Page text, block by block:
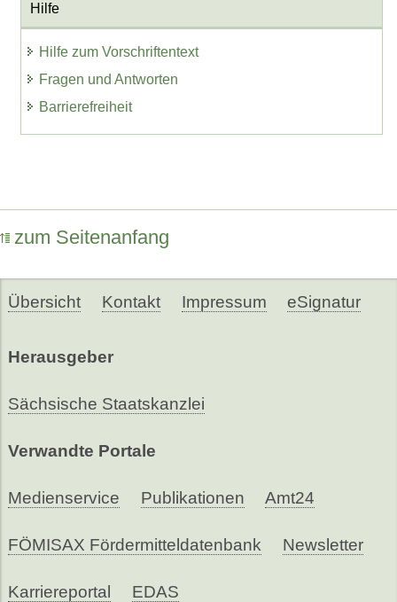
Hilfe
Hilfe zum Vorschriftentext
Fragen und Antworten
Barrierefreiheit
zum Seitenanfang
Übersicht Kontakt Impressum eSignatur
Herausgeber
Sächsische Staatskanzlei
Verwandte Portale
Medienservice Publikationen Amt24
FÖMISAX Fördermitteldatenbank Newsletter
Karriereportal EDAS